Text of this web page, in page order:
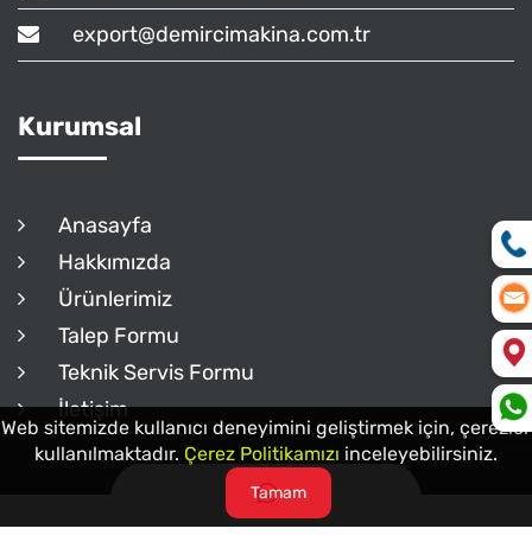
export@demircimakina.com.tr
Kurumsal
Anasayfa
Hakkımızda
Ürünlerimiz
Talep Formu
Teknik Servis Formu
İletişim
Web sitemizde kullanıcı deneyimini geliştirmek için, çerezler
kullanılmaktadır. Çerez Politikamızı inceleyebilirsiniz.
Tamam